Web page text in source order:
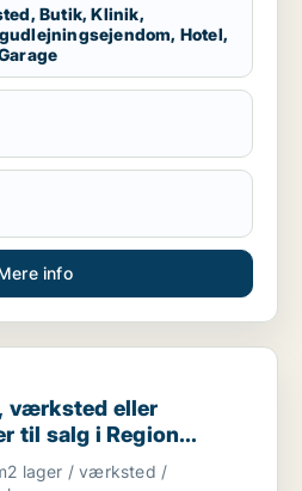
Butik, Klinik,
Hotel,
info
eller produktionslokaler til salg
værksted eller
til salg i Region
lager / værksted /